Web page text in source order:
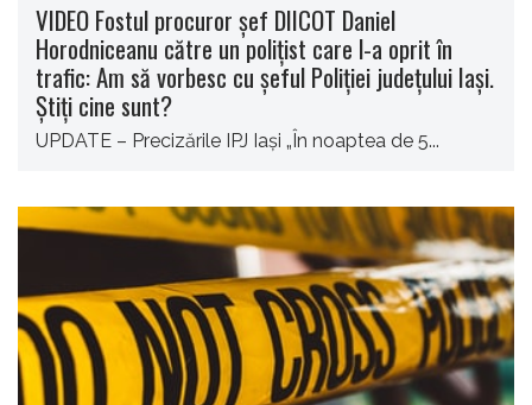
VIDEO Fostul procuror şef DIICOT Daniel
Horodniceanu către un poliţist care l-a oprit în
trafic: Am să vorbesc cu şeful Poliţiei judeţului Iaşi.
Știţi cine sunt?
UPDATE – Precizările IPJ Iaşi „În noaptea de 5...